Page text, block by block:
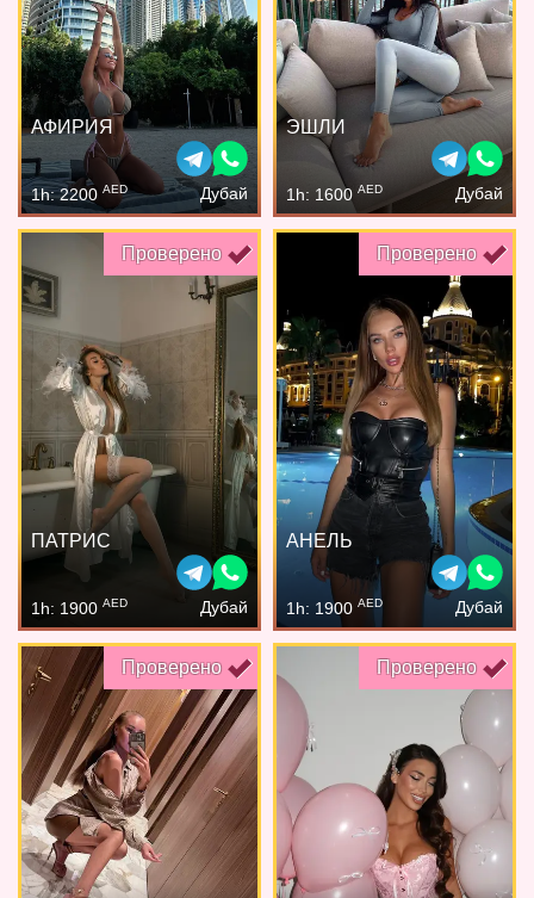
АФИРИЯ
1h: 2200 AED Дубай
ЭШЛИ
1h: 1600 AED Дубай
Проверено
ПАТРИС
1h: 1900 AED Дубай
Проверено
АНЕЛЬ
1h: 1900 AED Дубай
Проверено Проверено